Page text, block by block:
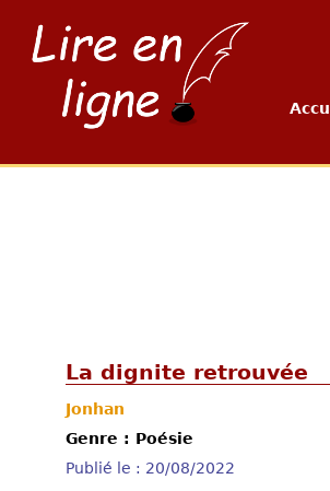
La dignite retrouvée
Jonhan
Genre : Poésie
Publié le : 20/08/2022